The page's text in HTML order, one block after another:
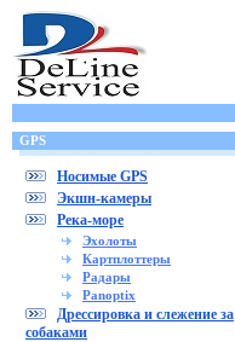
GPS
Носимые GPS
Экшн-камеры
Река-море
Эхолоты
Картплоттеры
Радары
Panoptix
Дрессировка и слежение за
собаками